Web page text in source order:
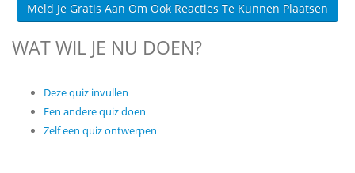
Meld Je Gratis Aan Om Ook Reacties Te Kunnen Plaatsen
WAT WIL JE NU DOEN?
Deze quiz invullen
Een andere quiz doen
Zelf een quiz ontwerpen